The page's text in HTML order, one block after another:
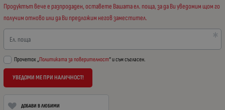
Продуктът вече е разпродаден, оставете Вашата ел. поща, за да Ви уведомим щом го
получим отново или да Ви предложим негов заместител.
Ел. поща
Прочетох „Политиката за поверителност“ и съм съгласен.
УВЕДОМИ МЕ ПРИ НАЛИЧНОСТ!
ДОБАВИ В ЛЮБИМИ